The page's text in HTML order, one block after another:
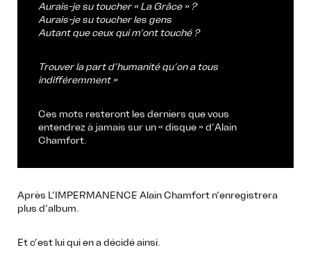
Aurais-je su toucher « La Grâce » ?
Aurais-je su toucher les gens
Autant que ceux qui m’ont touché ?
Trouver la part d’humanité qu’on a tous
indifféremment »
Ces mots resteront les derniers que vous
entendrez à jamais sur un « disque » d’Alain
Chamfort.
Après L’IMPERMANENCE Alain Chamfort n’enregistrera
plus d’album.
Et c’est lui qui en a décidé ainsi.